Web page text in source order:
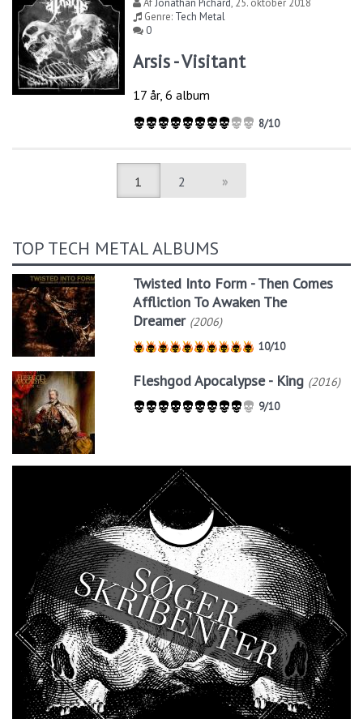
AfJonathan Pichard, 25. oktober 2018
Genre: Tech Metal
0
Arsis - Visitant
17 år, 6 album
8/10
1 2 »
TOP TECH METAL ALBUMS
Twisted Into Form - Then Comes
Affliction To Awaken The
Dreamer (2006)
10/10
Fleshgod Apocalypse - King (2016)
9/10